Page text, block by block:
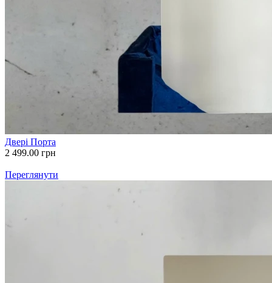
Двері Порта
2 499.00 грн
Переглянути